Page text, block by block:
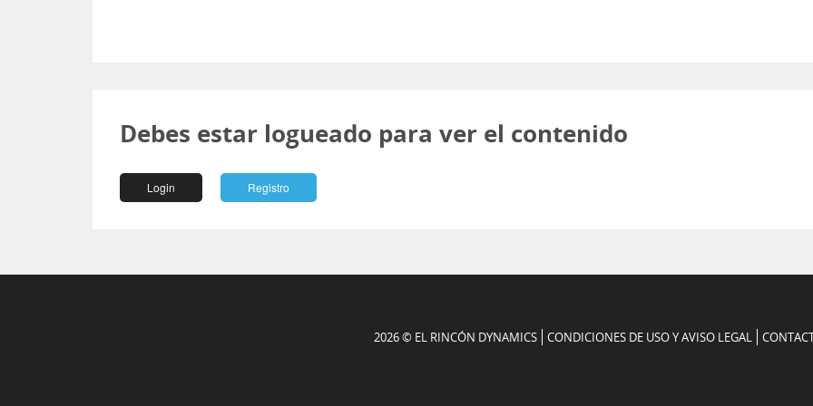
Debes estar logueado para ver el contenido
Login Registro
2026 © EL RINCÓN DYNAMICS CONDICIONES DE USO Y AVISO LEGAL